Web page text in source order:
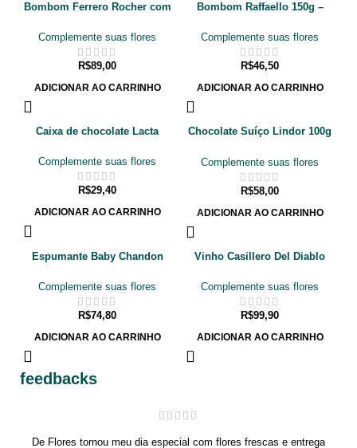
feedbacks
De Flores tornou meu dia especial com flores frescas e entrega
Bombom Ferrero Rocher com
Complemente suas flores
R$89,00
ADICIONAR AO CARRINHO
Bombom Raffaello 150g –
Complemente suas flores
R$46,50
ADICIONAR AO CARRINHO
Caixa de chocolate Lacta
Complemente suas flores
R$29,40
ADICIONAR AO CARRINHO
Chocolate Suíço Lindor 100g
Complemente suas flores
R$58,00
ADICIONAR AO CARRINHO
Espumante Baby Chandon
Complemente suas flores
R$74,80
ADICIONAR AO CARRINHO
Vinho Casillero Del Diablo
Complemente suas flores
R$99,90
ADICIONAR AO CARRINHO